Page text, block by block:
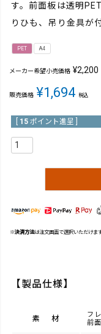
す。前面板は透明
りひも、吊り金具が
PET A4
メーカー希望小売価格 ¥2,200
販売価格 ¥1,694 税込
15 ポイント進呈 ]
※決済方法は注文画面で選択いただけま
【製品仕様】
素材
フ
前